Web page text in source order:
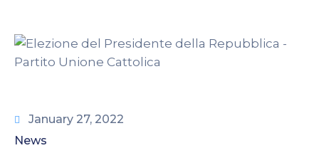
EDICOLA
DOTTRINA
CONTATTI
January 27, 2022
News